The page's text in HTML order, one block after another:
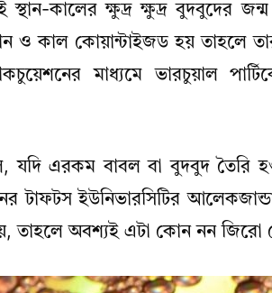
স্থান-কালের ক্ষুদ্র ক্ষুদ্র বুদবুদের
ও কাল কোয়ান্টাইজড হয় তাহলে
মাধ্যমে ভারচুয়াল
এরকম বাবল বা বুদবুদ তৈরি
টাফটস ইউনিভারসিটির
তাহলে অবশ্যই এটা কোন নন জিরো